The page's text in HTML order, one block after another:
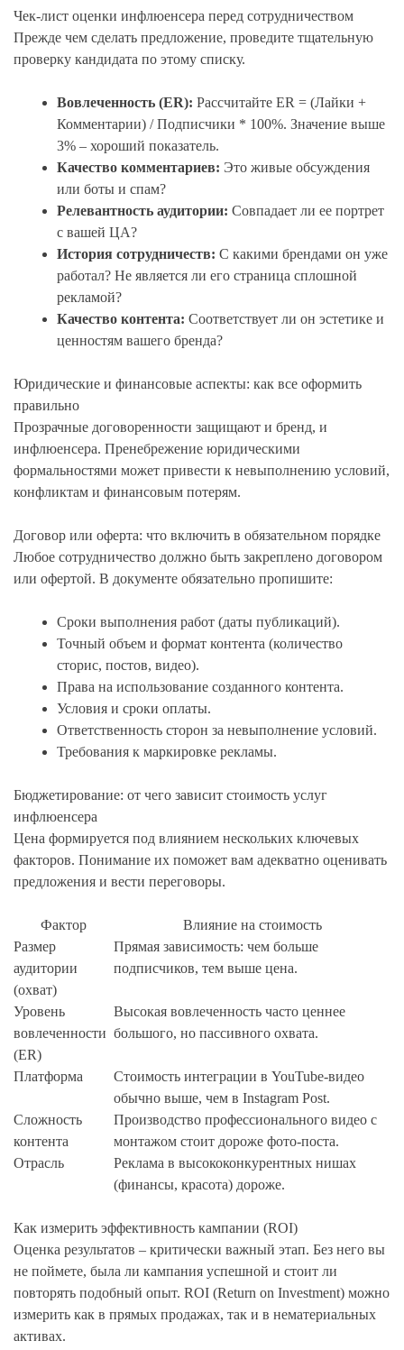
Чек-лист оценки инфлюенсера перед сотрудничеством
Прежде чем сделать предложение, проведите тщательную
проверку кандидата по этому списку.
Вовлеченность (ER): Рассчитайте ER = (Лайки +
Комментарии) / Подписчики * 100%. Значение выше
3% – хороший показатель.
Качество комментариев: Это живые обсуждения
или боты и спам?
Релевантность аудитории: Совпадает ли ее портрет
с вашей ЦА?
История сотрудничеств: С какими брендами он уже
работал? Не является ли его страница сплошной
рекламой?
Качество контента: Соответствует ли он эстетике и
ценностям вашего бренда?
Юридические и финансовые аспекты: как все оформить
правильно
Прозрачные договоренности защищают и бренд, и
инфлюенсера. Пренебрежение юридическими
формальностями может привести к невыполнению условий,
конфликтам и финансовым потерям.
Договор или оферта: что включить в обязательном порядке
Любое сотрудничество должно быть закреплено договором
или офертой. В документе обязательно пропишите:
Сроки выполнения работ (даты публикаций).
Точный объем и формат контента (количество
сторис, постов, видео).
Права на использование созданного контента.
Условия и сроки оплаты.
Ответственность сторон за невыполнение условий.
Требования к маркировке рекламы.
Бюджетирование: от чего зависит стоимость услуг
инфлюенсера
Цена формируется под влиянием нескольких ключевых
факторов. Понимание их поможет вам адекватно оценивать
предложения и вести переговоры.
Фактор
Влияние на стоимость
Размер
аудитории
(охват)
Прямая зависимость: чем больше
подписчиков, тем выше цена.
Уровень
вовлеченности
(ER)
Высокая вовлеченность часто ценнее
большого, но пассивного охвата.
Платформа
Стоимость интеграции в YouTube-видео
обычно выше, чем в Instagram Post.
Сложность
контента
Производство профессионального видео с
монтажом стоит дороже фото-поста.
Отрасль
Реклама в высококонкурентных нишах
(финансы, красота) дороже.
Как измерить эффективность кампании (ROI)
Оценка результатов – критически важный этап. Без него вы
не поймете, была ли кампания успешной и стоит ли
повторять подобный опыт. ROI (Return on Investment) можно
измерить как в прямых продажах, так и в нематериальных
активах.